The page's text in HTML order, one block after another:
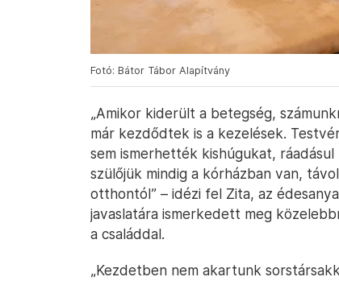
Fotó: Bátor Tábor Alapítvány
„Amikor kiderült a betegség,
már kezdődtek is a kezelések.
sem ismerhették kishúgukat,
szülőjük mindig a kórházban van,
otthontól” – idézi fel Zita, az
javaslatára ismerkedett meg
a családdal.
„Kezdetben nem akartunk